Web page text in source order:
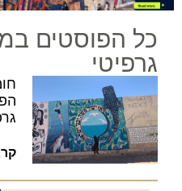
כל הפוסטים
גרפיטי